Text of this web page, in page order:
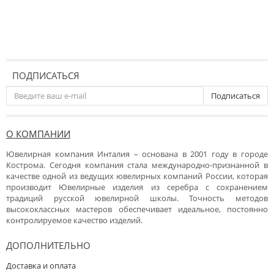
ПОДПИСАТЬСЯ
Подписаться
О КОМПАНИИ
Ювелирная компания Инталия – основана в 2001 году в городе
Кострома. Сегодня компания стала международно-признанной в
качестве одной из ведущих ювелирных компаний России, которая
производит Ювелирные изделия из серебра с сохранением
традиций русской ювелирной школы. Точность методов
высококлассных мастеров обеспечивает идеальное, постоянно
контролируемое качество изделий.
ДОПОЛНИТЕЛЬНО
Доставка и оплата